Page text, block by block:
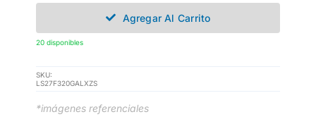
Agregar Al Carrito
20 disponibles
SKU:
LS27F320GALXZS
*imágenes referenciales